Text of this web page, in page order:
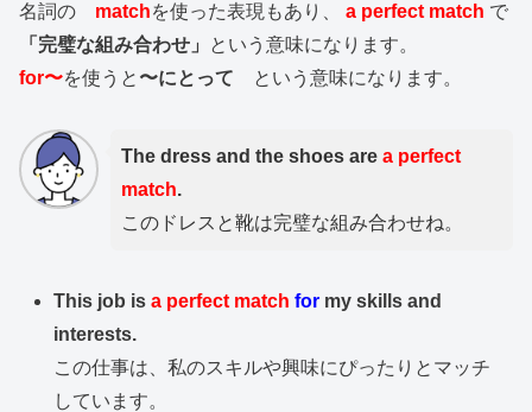
名詞の matchを使った表現もあり、 a perfect match で
「完璧な組み合わせ」
という意味になります。
for〜を使うと 〜にとって という意味になります。
The dress and the shoes are a perfect
match.
このドレスと靴は完璧な組み合わせね。
This job isa perfect match for my skills and
interests.
この仕事は、私のスキルや興味にぴったりとマッチ
しています。